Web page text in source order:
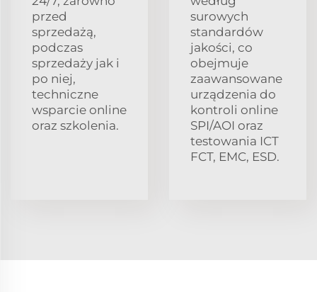
przed
sprzedażą,
podczas
sprzedaży jak i
po niej,
techniczne
wsparcie online
oraz szkolenia.
surowych
standardów
jakości, co
obejmuje
zaawansowane
urządzenia do
kontroli online
SPI/AOI oraz
testowania ICT
FCT, EMC, ESD.